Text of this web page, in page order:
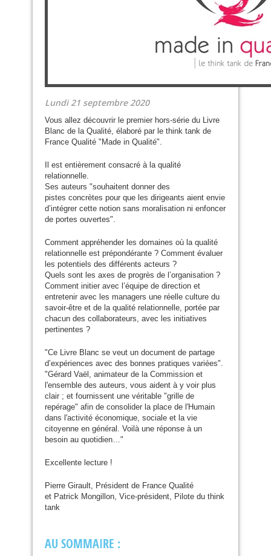
Lundi 21 septembre 2020
Vous allez découvrir le premier hors-série du Livre
Blanc de la Qualité, élaboré par le think tank de
France Qualité "Made in Qualité".
Il est entièrement consacré à la qualité
relationnelle.
Ses auteurs "souhaitent donner des
pistes concrètes pour que les dirigeants aient envie
d’intégrer cette notion sans moralisation ni enfoncer
de portes ouvertes".
Comment appréhender les domaines où la qualité
relationnelle est prépondérante ? Comment évaluer
les potentiels des différents acteurs ?
Quels sont les axes de progrès de l’organisation ?
Comment initier avec l’équipe de direction et
entretenir avec les managers une réelle culture du
savoir-être et de la qualité relationnelle, portée par
chacun des collaborateurs, avec les initiatives
pertinentes ?
"Ce Livre Blanc se veut un document de partage
d’expériences avec des bonnes pratiques variées".
"Gérard Vaël, animateur de la Commission et
l'ensemble des auteurs, vous aident à y voir plus
clair ; et fournissent une véritable "grille de
repérage" afin de consolider la place de l'Humain
dans l'activité économique, sociale et la vie
citoyenne en général. Voilà une réponse à un
besoin au quotidien…"
Excellente lecture !
Pierre Girault, Président de France Qualité
et Patrick Mongillon, Vice-président, Pilote du think
tank
AU SOMMAIRE :